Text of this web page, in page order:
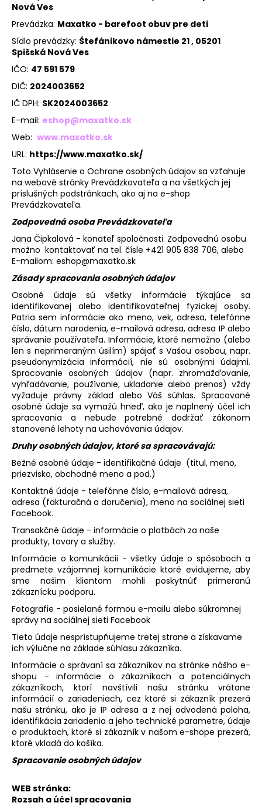
Nová Ves
Prevádzka: Maxatko - barefoot obuv pre deti
Sídlo prevádzky: Štefánikovo námestie 21 , 05201
Spišská Nová Ves
IČO: 47 591 579
DIČ: 2024003652
IČ DPH: SK2024003652
E-mail: eshop@maxatko.sk
Web: www.maxatko.sk
URL: https://www.maxatko.sk/
Toto Vyhlásenie o Ochrane osobných údajov sa vzťahuje
na webové stránky Prevádzkovateľa a na všetkých jej
príslušných podstránkach, ako aj na e-shop
Prevádzkovateľa.
Zodpovedná osoba Prevádzkovateľa
Jana Čipkalová - konateľ spoločnosti. Zodpovednú osobu
možno kontaktovať na tel. čísle +421 905 838 706, alebo
E-mailom: eshop@maxatko.sk
Zásady spracovania osobných údajov
Osobné údaje sú všetky informácie týkajúce sa
identifikovanej alebo identifikovateľnej fyzickej osoby.
Patria sem informácie ako meno, vek, adresa, telefónne
číslo, dátum narodenia, e-mailová adresa, adresa IP alebo
správanie používateľa. Informácie, ktoré nemožno (alebo
len s neprimeraným úsilím) spájať s Vašou osobou, napr.
pseudonymizácia informácií, nie sú osobnými údajmi.
Spracovanie osobných údajov (napr. zhromažďovanie,
vyhľadávanie, používanie, ukladanie alebo prenos) vždy
vyžaduje právny základ alebo Váš súhlas. Spracované
osobné údaje sa vymažú hneď, ako je naplnený účel ich
spracovania a nebude potrebné dodržať zákonom
stanovené lehoty na uchovávania údajov.
Druhy osobných údajov, ktoré sa spracovávajú:
Bežné osobné údaje - identifikačné údaje (titul, meno,
priezvisko, obchodné meno a pod.)
Kontaktné údaje - telefónne číslo, e-mailová adresa,
adresa (fakturačná a doručenia), meno na sociálnej sieti
Facebook.
Transakčné údaje - informácie o platbách za naše
produkty, tovary a služby.
Informácie o komunikácii - všetky údaje o spôsoboch a
predmete vzájomnej komunikácie ktoré evidujeme, aby
sme našim klientom mohli poskytnúť primeranú
zákaznícku podporu.
Fotografie - posielané formou e-mailu alebo súkromnej
správy na sociálnej sieti Facebook
Tieto údaje nesprístupňujeme tretej strane a získavame
ich výlučne na základe súhlasu zákazníka.
Informácie o správaní sa zákazníkov na stránke nášho e-
shopu - informácie o zákazníkoch a potenciálnych
zákazníkoch, ktorí navštívili našu stránku vrátane
informácií o zariadeniach, cez ktoré si zákazník prezerá
našu stránku, ako je IP adresa a z nej odvodená poloha,
identifikácia zariadenia a jeho technické parametre, údaje
o produktoch, ktoré si zákazník v našom e-shope prezerá,
ktoré vkladá do košíka.
Spracovanie osobných údajov
WEB stránka:
Rozsah a účel spracovania
HĽADAŤ
O
d
p
o
r
č
a
m
e